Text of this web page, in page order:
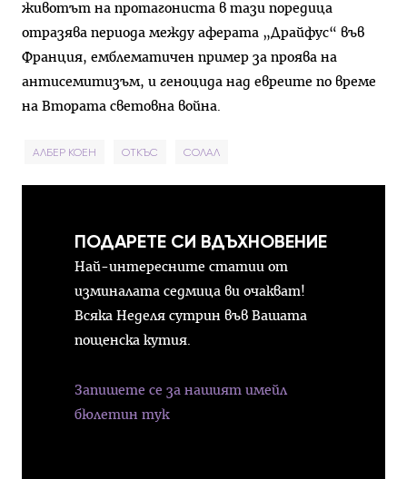
животът на протагониста в тази поредица
отразява периода между аферата „Драйфус“ във
Франция, емблематичен пример за проява на
антисемитизъм, и геноцида над евреите по време
на Втората световна война.
АЛБЕР КОЕН ОТКЪС СОЛАЛ
ПОДАРЕТЕ СИ ВДЪХНОВЕНИЕ
Най-интересните статии от
изминалата седмица ви очакват!
Всяка Неделя сутрин във Вашата
пощенска кутия.
Запишете се за нашият имейл
бюлетин тук